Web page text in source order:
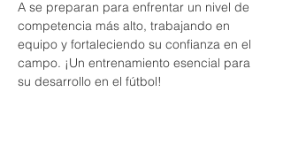
A se preparan para enfrentar un nivel de
competencia más alto, trabajando en
equipo y fortaleciendo su confianza en el
campo. ¡Un entrenamiento esencial para
su desarrollo en el fútbol!